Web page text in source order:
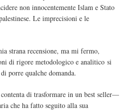
non innocentemente Islam e Stato
Le imprecisioni e le
strana recensione, ma mi fermo,
di rigore metodologico e analitico si
porre qualche domanda.
di trasformare in un best seller—
che ha fatto seguito alla sua